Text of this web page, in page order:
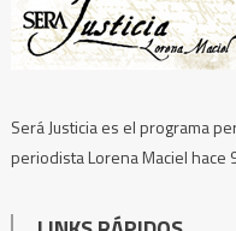
Será Justicia es el programa
periodista Lorena Maciel hace